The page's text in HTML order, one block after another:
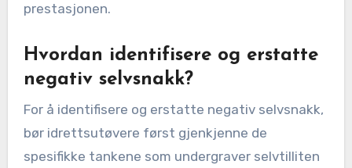
prestasjonen.
Hvordan identifisere og erstatte
negativ selvsnakk?
For å identifisere og erstatte negativ selvsnakk,
bør idrettsutøvere først gjenkjenne de
spesifikke tankene som undergraver selvtilliten